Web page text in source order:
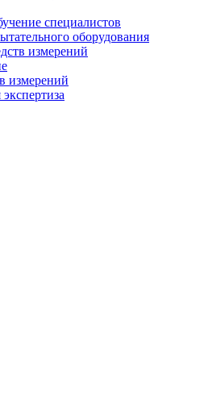
специалистов
оборудования
измерений
измерений